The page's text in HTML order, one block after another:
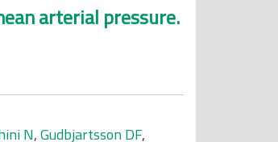
arterial pressure.
N,Gudbjartsson DF,